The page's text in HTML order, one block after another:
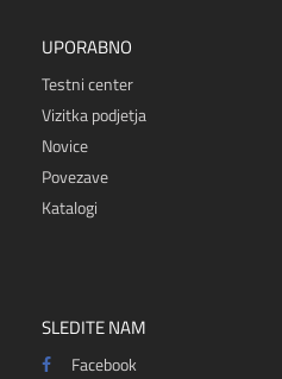
UPORABNO
Testni center
Vizitka podjetja
Novice
Povezave
Katalogi
SLEDITE NAM
Facebook